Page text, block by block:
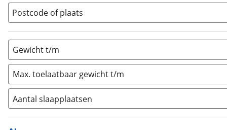
Vouwwagen (0)
Postcode of plaats
Gewicht t/m
Max. toelaatbaar gewicht t/m
Aantal slaapplaatsen
1 (0)